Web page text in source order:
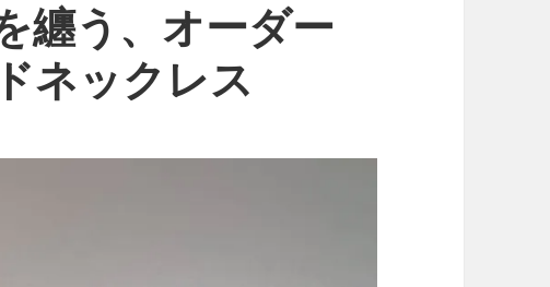
纏う、オーダー
ネックレス